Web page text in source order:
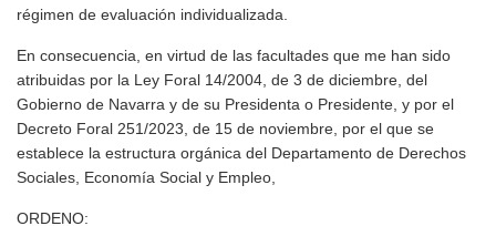
régimen de evaluación individualizada.
En consecuencia, en virtud de las facultades que me han sido
atribuidas por la Ley Foral 14/2004, de 3 de diciembre, del
Gobierno de Navarra y de su Presidenta o Presidente, y por el
Decreto Foral 251/2023, de 15 de noviembre, por el que se
establece la estructura orgánica del Departamento de Derechos
Sociales, Economía Social y Empleo,
ORDENO: